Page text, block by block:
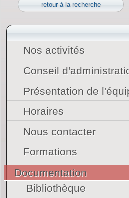
retour à la recherche
Nos activités
Conseil
Présentation de
Horaires
Nous contacter
Formations
Documentation
Bibliothèque